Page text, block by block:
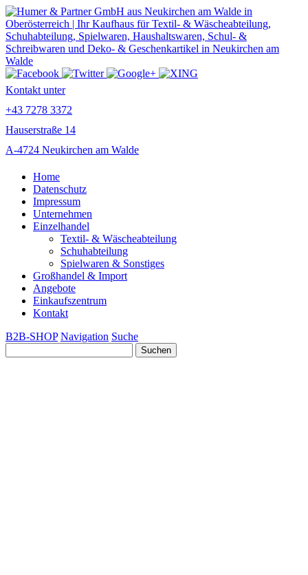
Kontakt unter
+43 7278 3372
Hauserstraße 14
A-4724 Neukirchen am Walde
Home
Datenschutz
Impressum
Unternehmen
Einzelhandel
Textil- & Wäscheabteilung
Schuhabteilung
Spielwaren & Sonstiges
Großhandel & Import
Angebote
Einkaufszentrum
Kontakt
B2B-SHOP Navigation Suche
nach: